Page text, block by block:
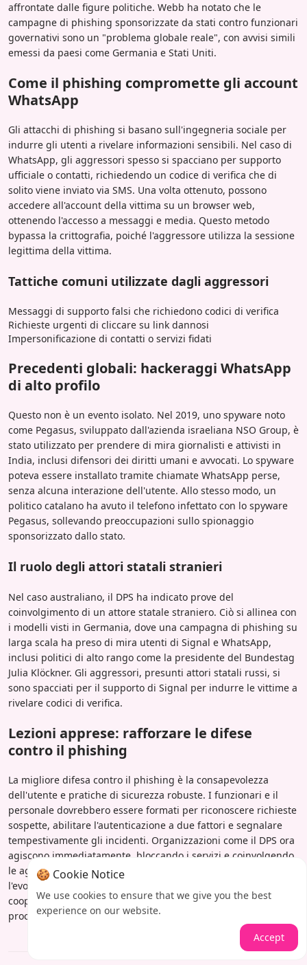
affrontate dalle figure politiche. Webb ha notato che le
campagne di phishing sponsorizzate da stati contro funzionari
governativi sono un "problema globale reale", con avvisi simili
emessi da paesi come Germania e Stati Uniti.
Come il phishing compromette gli account
WhatsApp
Gli attacchi di phishing si basano sull'ingegneria sociale per
indurre gli utenti a rivelare informazioni sensibili. Nel caso di
WhatsApp, gli aggressori spesso si spacciano per supporto
ufficiale o contatti, richiedendo un codice di verifica che di
solito viene inviato via SMS. Una volta ottenuto, possono
accedere all'account della vittima su un browser web,
ottenendo l'accesso a messaggi e media. Questo metodo
bypassa la crittografia, poiché l'aggressore utilizza la sessione
legittima della vittima.
Tattiche comuni utilizzate dagli aggressori
Messaggi di supporto falsi che richiedono codici di verifica
Richieste urgenti di cliccare su link dannosi
Impersonificazione di contatti o servizi fidati
Precedenti globali: hackeraggi WhatsApp
di alto profilo
Questo non è un evento isolato. Nel 2019, uno spyware noto
come Pegasus, sviluppato dall'azienda israeliana NSO Group, è
stato utilizzato per prendere di mira giornalisti e attivisti in
India, inclusi difensori dei diritti umani e avvocati. Lo spyware
poteva essere installato tramite chiamate WhatsApp perse,
senza alcuna interazione dell'utente. Allo stesso modo, un
politico catalano ha avuto il telefono infettato con lo spyware
Pegasus, sollevando preoccupazioni sullo spionaggio
sponsorizzato dallo stato.
Il ruolo degli attori statali stranieri
Nel caso australiano, il DPS ha indicato prove del
coinvolgimento di un attore statale straniero. Ciò si allinea con
i modelli visti in Germania, dove una campagna di phishing su
larga scala ha preso di mira utenti di Signal e WhatsApp,
inclusi politici di alto rango come la presidente del Bundestag
Julia Klöckner. Gli aggressori, presunti attori statali russi, si
sono spacciati per il supporto di Signal per indurre le vittime a
rivelare codici di verifica.
Lezioni apprese: rafforzare le difese
contro il phishing
La migliore difesa contro il phishing è la consapevolezza
dell'utente e pratiche di sicurezza robuste. I funzionari e il
personale dovrebbero essere formati per riconoscere richieste
sospette, abilitare l'autenticazione a due fattori e segnalare
tempestivamente gli incidenti. Organizzazioni come il DPS ora
agiscono immediatamente, bloccando i servizi e coinvolgendo
le agenzie di cybersecurity, per mitigare i danni. Con
l'evolversi delle minacce, la vigilanza continua e la
cooperazione internazionale sono essenziali per proteggere i
processi democratici.
🍪 Cookie Notice
We use cookies to ensure that we give you the best
experience on our website.
Accept